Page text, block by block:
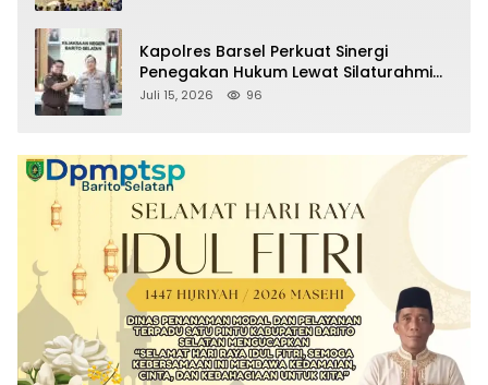
Kapolres Barsel Perkuat Sinergi
Penegakan Hukum Lewat Silaturahmi
dengan Kajari Barito Selatan
Juli 15, 2026 96